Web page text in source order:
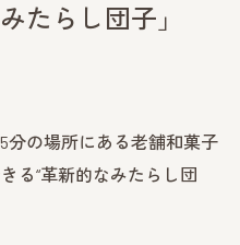
たらし団子」
分の場所にある老舗和菓子
る“革新的なみたらし団